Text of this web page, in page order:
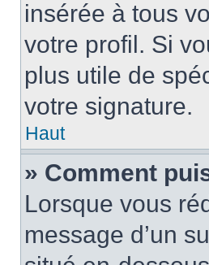
insérée à tous
votre profil. Si
plus utile de
votre signature.
Haut
» Comment
Lorsque vous
message d’un